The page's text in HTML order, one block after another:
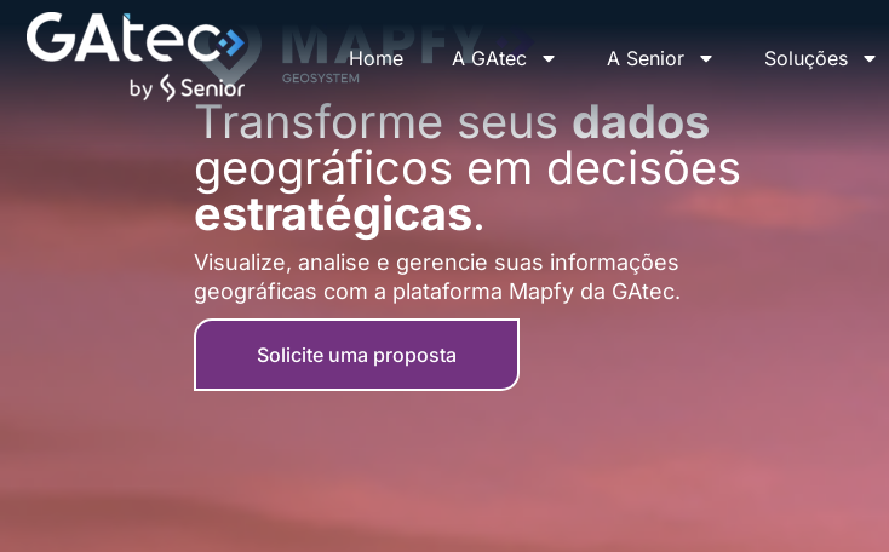
Home A GAtec A Senior Soluções
Transforme seusdados
geográficos em decisões
estratégicas.
Visualize, analise e gerencie suas informações
geográficas com a plataforma Mapfy da GAtec.
Solicite uma proposta